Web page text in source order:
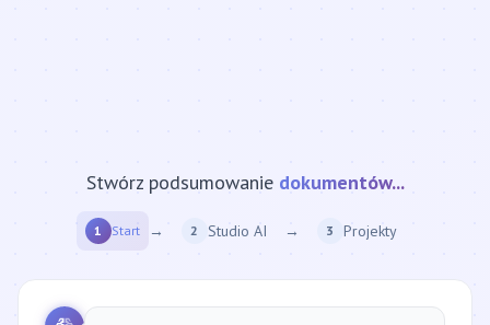
Stwórz podsumowanie strony internetowej...
1 Start → 2 Studio AI → 3 Projekty